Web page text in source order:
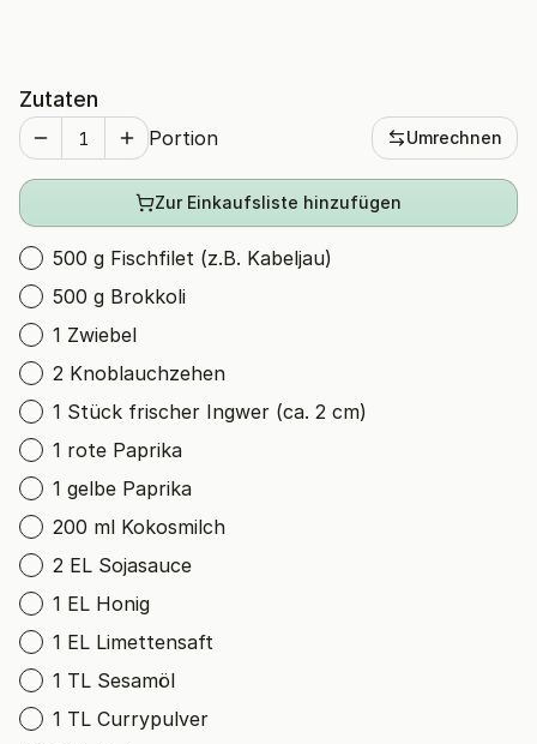
Zutaten
Portion Umrechnen
Zur Einkaufsliste hinzufügen
500 g Fischfilet (z.B. Kabeljau)
500 g Brokkoli
1 Zwiebel
2 Knoblauchzehen
1 Stück frischer Ingwer (ca. 2 cm)
1 rote Paprika
1 gelbe Paprika
200 ml Kokosmilch
2 EL Sojasauce
1 EL Honig
1 EL Limettensaft
1 TL Sesamöl
1 TL Currypulver